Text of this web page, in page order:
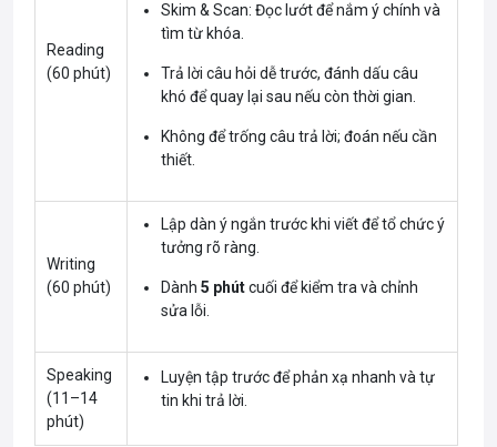
Reading
(60 phút)
Skim & Scan: Đọc lướt để nắm ý chính và
tìm từ khóa.
Trả lời câu hỏi dễ trước, đánh dấu câu
khó để quay lại sau nếu còn thời gian.
Không để trống câu trả lời; đoán nếu cần
thiết.
Writing
(60 phút)
Lập dàn ý ngắn trước khi viết để tổ chức ý
tưởng rõ ràng.
Dành 5 phútcuối để kiểm tra và chỉnh
sửa lỗi.
Speaking
(11–14
phút)
Luyện tập trước để phản xạ nhanh và tự
tin khi trả lời.